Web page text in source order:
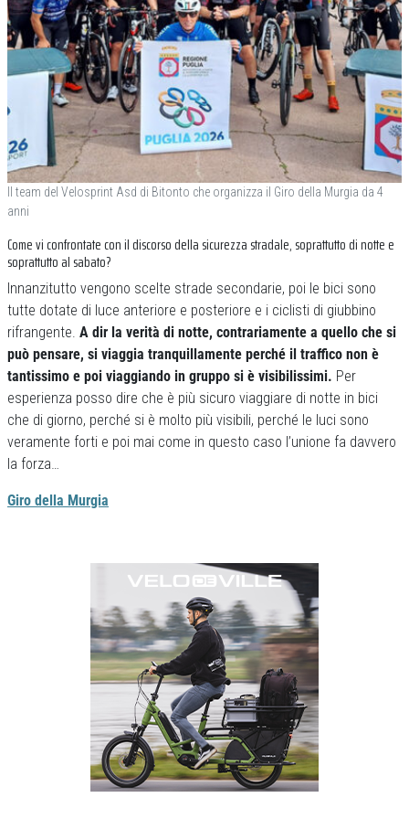
Il team del Velosprint Asd di Bitonto che organizza il Giro della Murgia da 4
anni
Come vi confrontate con il discorso della sicurezza stradale, soprattutto di notte e
soprattutto al sabato?
Innanzitutto vengono scelte strade secondarie, poi le bici sono
tutte dotate di luce anteriore e posteriore e i ciclisti di giubbino
rifrangente. A dir la verità di notte, contrariamente a quello che si
può pensare, si viaggia tranquillamente perché il traffico non è
tantissimo e poi viaggiando in gruppo si è visibilissimi. Per
esperienza posso dire che è più sicuro viaggiare di notte in bici
che di giorno, perché si è molto più visibili, perché le luci sono
veramente forti e poi mai come in questo caso l’unione fa davvero
la forza…
Giro della Murgia